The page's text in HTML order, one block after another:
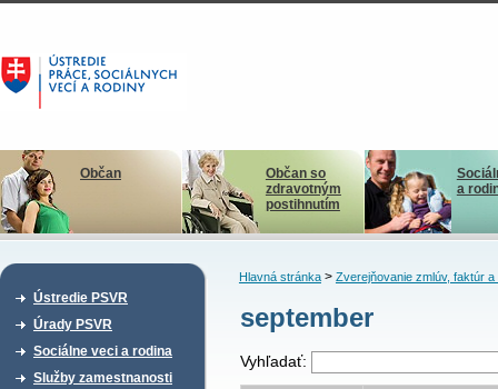
Občan
Občan so
zdravotným
postihnutím
a
Ústredie PSVR
Úrady PSVR
Sociálne veci a rodina
Služby zamestnanosti
Hlavná stránka> Zverejňovanie zmlúv, faktúr a
september
Vyhľadať: